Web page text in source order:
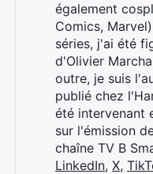
également
Comics,
séries, j'ai été
d'Olivier
outre, je suis
publié chez
été intervenant
sur l'émission
chaîne TV B
LinkedIn, X,